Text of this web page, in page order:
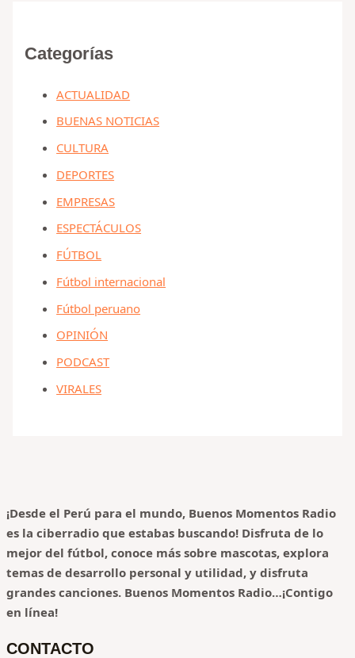
Categorías
ACTUALIDAD
BUENAS NOTICIAS
CULTURA
DEPORTES
EMPRESAS
ESPECTÁCULOS
FÚTBOL
Fútbol internacional
Fútbol peruano
OPINIÓN
PODCAST
VIRALES
¡Desde el Perú para el mundo, Buenos Momentos Radio
es la ciberradio que estabas buscando! Disfruta de lo
mejor del fútbol, conoce más sobre mascotas, explora
temas de desarrollo personal y utilidad, y disfruta
grandes canciones. Buenos Momentos Radio…¡Contigo
en línea!
CONTACTO